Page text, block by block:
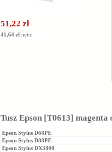
51,22 zł
41,64 zł netto
Tusz Epson [T0613]
Epson Stylus D68PE
Epson Stylus D88PE
Epson Stylus DX3800